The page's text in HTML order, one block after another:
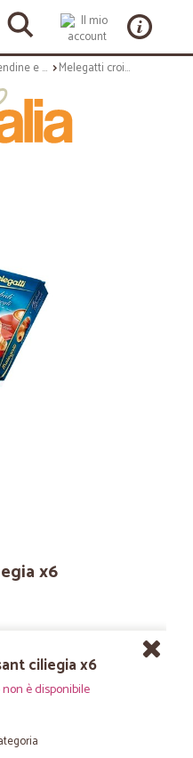
Merendine e torte confezionate Melegatti croissant ciliegia x6
x6
ciliegia x6
è disponibile